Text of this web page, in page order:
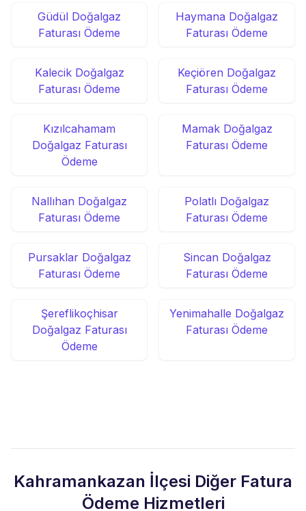
Güdül Doğalgaz
Faturası Ödeme
Haymana Doğalgaz
Faturası Ödeme
Kalecik Doğalgaz
Faturası Ödeme
Keçiören Doğalgaz
Faturası Ödeme
Kızılcahamam
Doğalgaz Faturası
Ödeme
Mamak Doğalgaz
Faturası Ödeme
Nallıhan Doğalgaz
Faturası Ödeme
Polatlı Doğalgaz
Faturası Ödeme
Pursaklar Doğalgaz
Faturası Ödeme
Sincan Doğalgaz
Faturası Ödeme
Şereflikoçhisar
Doğalgaz Faturası
Ödeme
Yenimahalle Doğalgaz
Faturası Ödeme
Kahramankazan İlçesi Diğer Fatura
Ödeme Hizmetleri